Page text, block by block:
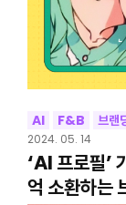
AI F&B 브랜
2024. 05. 14
‘AI 프로필’
억 소환하는